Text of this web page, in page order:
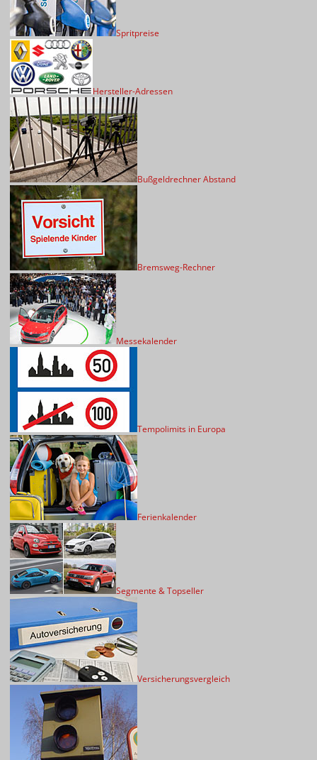
Spritpreise
Hersteller-Adressen
Bußgeldrechner Abstand
Bremsweg-Rechner
Messekalender
Tempolimits in Europa
Ferienkalender
Segmente & Topseller
Versicherungsvergleich